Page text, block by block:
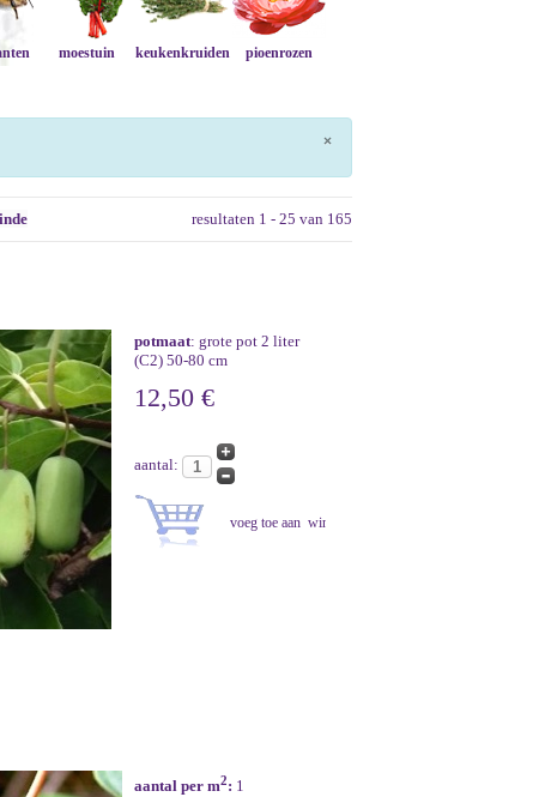
moestuin keukenkruiden pioenrozen
×
resultaten 1 - 25 van 165
potmaat: grote pot 2 liter
(C2) 50-80 cm
12,50 €
aantal:
aantal per m2: 1